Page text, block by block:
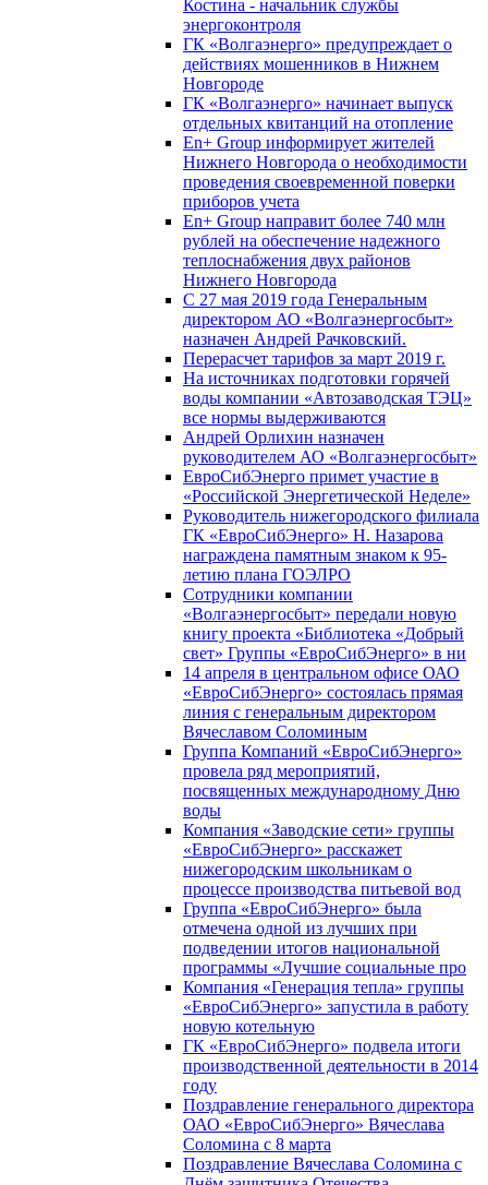
Костина - начальник службы
энергоконтроля
ГК «Волгаэнерго» предупреждает о
действиях мошенников в Нижнем
Новгороде
ГК «Волгаэнерго» начинает выпуск
отдельных квитанций на отопление
En+ Group информирует жителей
Нижнего Новгорода о необходимости
проведения своевременной поверки
приборов учета
En+ Group направит более 740 млн
рублей на обеспечение надежного
теплоснабжения двух районов
Нижнего Новгорода
С 27 мая 2019 года Генеральным
директором АО «Волгаэнергосбыт»
назначен Андрей Рачковский.
Перерасчет тарифов за март 2019 г.
На источниках подготовки горячей
воды компании «Автозаводская ТЭЦ»
все нормы выдерживаются
Андрей Орлихин назначен
руководителем АО «Волгаэнергосбыт»
ЕвроСибЭнерго примет участие в
«Российской Энергетической Неделе»
Руководитель нижегородского филиала
ГК «ЕвроСибЭнерго» Н. Назарова
награждена памятным знаком к 95-
летию плана ГОЭЛРО
Сотрудники компании
«Волгаэнергосбыт» передали новую
книгу проекта «Библиотека «Добрый
свет» Группы «ЕвроСибЭнерго» в ни
14 апреля в центральном офисе ОАО
«ЕвроСибЭнерго» состоялась прямая
линия с генеральным директором
Вячеславом Соломиным
Группа Компаний «ЕвроСибЭнерго»
провела ряд мероприятий,
посвященных международному Дню
воды
Компания «Заводские сети» группы
«ЕвроСибЭнерго» расскажет
нижегородским школьникам о
процессе производства питьевой вод
Группа «ЕвроСибЭнерго» была
отмечена одной из лучших при
подведении итогов национальной
программы «Лучшие социальные про
Компания «Генерация тепла» группы
«ЕвроСибЭнерго» запустила в работу
новую котельную
ГК «ЕвроСибЭнерго» подвела итоги
производственной деятельности в 2014
году
Поздравление генерального директора
ОАО «ЕвроСибЭнерго» Вячеслава
Соломина с 8 марта
Поздравление Вячеслава Соломина с